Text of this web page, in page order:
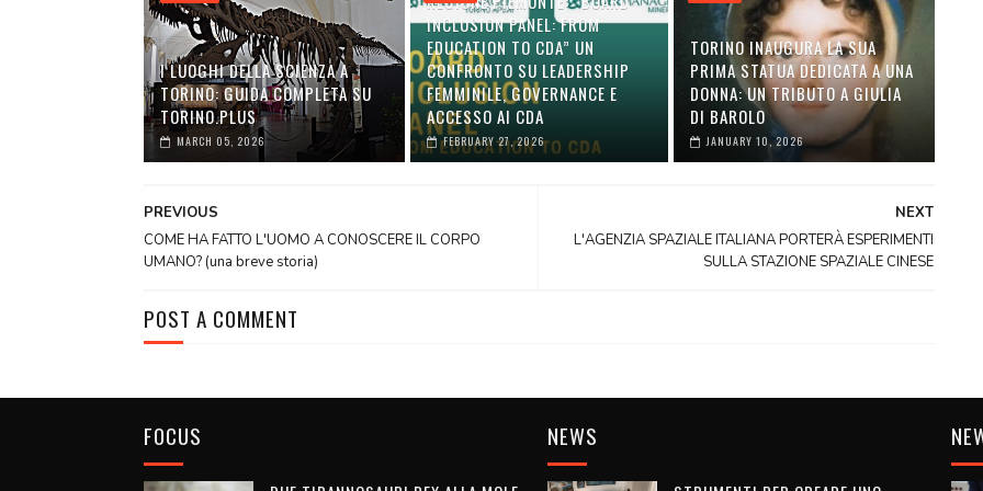
I LUOGHI DELLA SCIENZA A
TORINO: GUIDA COMPLETA SU
TORINO.PLUS
MARCH 05, 2026
INCLUSION PANEL: FROM
EDUCATION TO CDA” UN
CONFRONTO SU LEADERSHIP
FEMMINILE, GOVERNANCE E
ACCESSO AI CDA
FEBRUARY 27, 2026
TORINO INAUGURA LA SUA
PRIMA STATUA DEDICATA A UNA
DONNA: UN TRIBUTO A GIULIA
DI BAROLO
JANUARY 10, 2026
NEXT
L'AGENZIA SPAZIALE ITALIANA PORTERÀ ESPERIMENTI
SULLA STAZIONE SPAZIALE CINESE
PREVIOUS
COME HA FATTO L'UOMO A CONOSCERE IL CORPO
UMANO? (una breve storia)
POST A COMMENT
FOCUS NEWS